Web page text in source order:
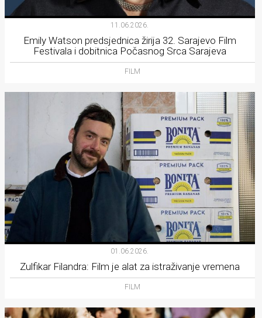
11.06.2026.
Emily Watson predsjednica žirija 32. Sarajevo Film
Festivala i dobitnica Počasnog Srca Sarajeva
FILM
01.06.2026.
Zulfikar Filandra: Film je alat za istraživanje vremena
FILM